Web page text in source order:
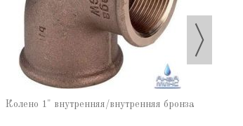
Колено 1" внутренняя/внутренняя бронза